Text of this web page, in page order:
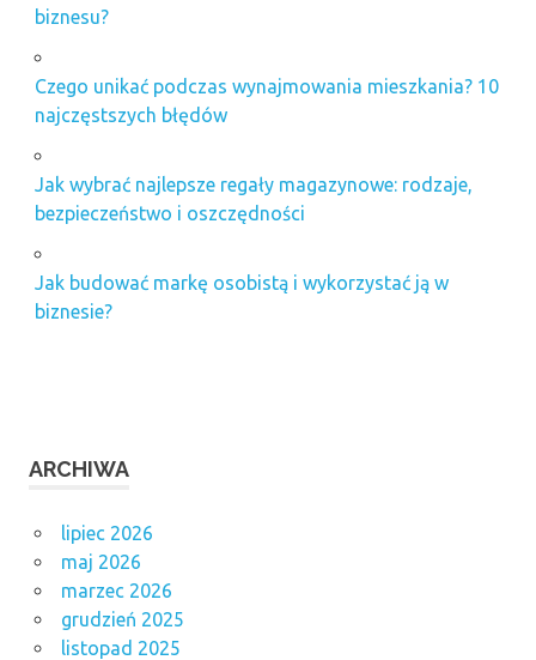
biznesu?
Czego unikać podczas wynajmowania mieszkania? 10
najczęstszych błędów
Jak wybrać najlepsze regały magazynowe: rodzaje,
bezpieczeństwo i oszczędności
Jak budować markę osobistą i wykorzystać ją w
biznesie?
ARCHIWA
lipiec 2026
maj 2026
marzec 2026
grudzień 2025
listopad 2025